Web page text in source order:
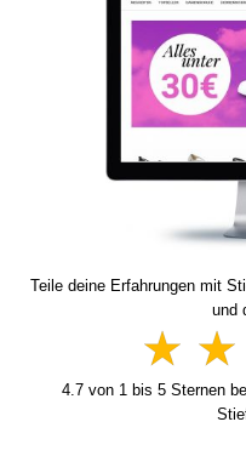
Teile deine Erfahrungen mit
und
4.7von 1bis 5Sternen